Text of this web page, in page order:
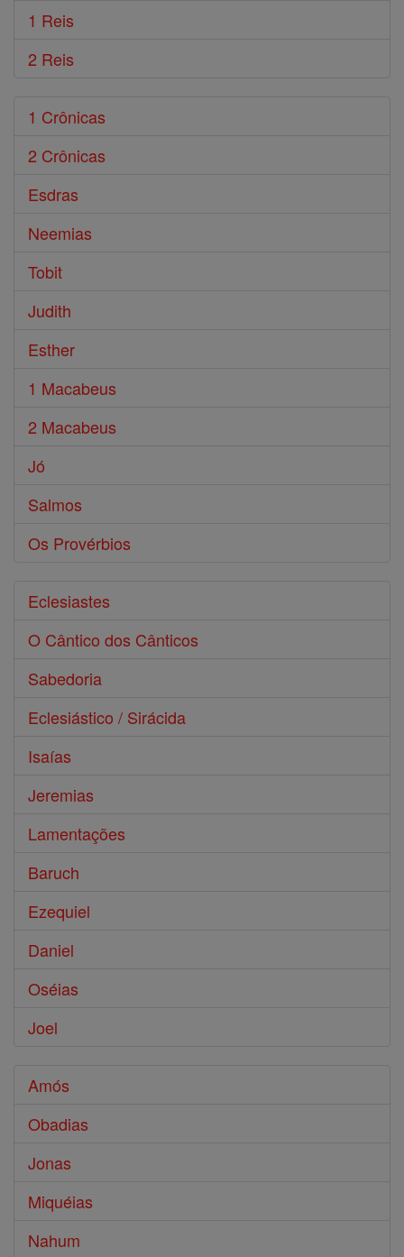
1 Reis
2 Reis
1 Crônicas
2 Crônicas
Esdras
Neemias
Tobit
Judith
Esther
1 Macabeus
2 Macabeus
Jó
Salmos
Os Provérbios
Eclesiastes
O Cântico dos Cânticos
Sabedoria
Eclesiástico / Sirácida
Isaías
Jeremias
Lamentações
Baruch
Ezequiel
Daniel
Oséias
Joel
Amós
Obadias
Jonas
Miquéias
Nahum